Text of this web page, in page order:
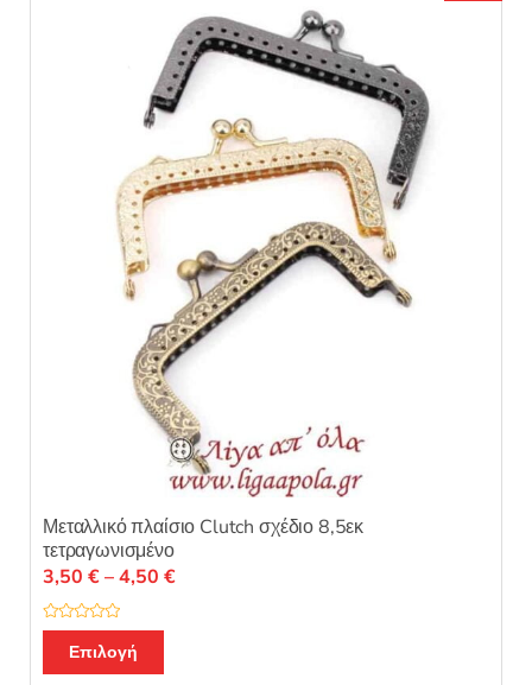
Μεταλλικό πλαίσιο Clutch σχέδιο 8,5εκ
τετραγωνισμένο
Β
μ
3,50 €–4,50 €Price
Επιλογή
το